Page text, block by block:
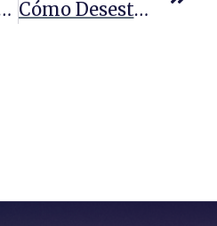
Saber Sobre El Registro Y La Incautación Ilegales Cómo Desestimar Un Cargo De Tráfico De Drogas